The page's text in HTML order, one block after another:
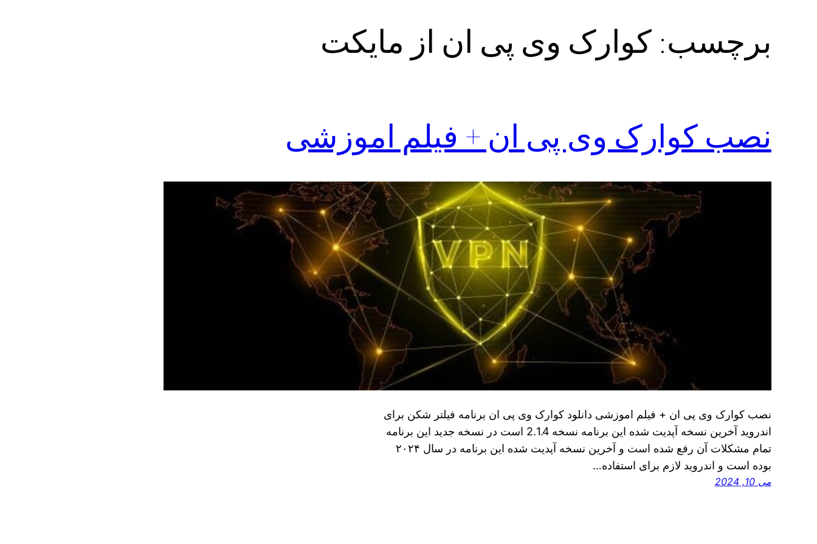
برچسب:کوارک وی پی ان از مایکت
نصب کوارک وی پی ان + فیلم اموزشی
نصب کوارک وی پی ان + فیلم اموزشی دانلود کوارک وی پی ان برنامه فیلتر شکن برای
اندروید آخرین نسخه آپدیت شده این برنامه نسخه 2.1.4 است در نسخه جدید این برنامه
تمام مشکلات آن رفع شده است و آخرین نسخه آپدیت شده این برنامه در سال ۲۰۲۴
بوده است و اندروید لازم برای استفاده…
می 10, 2024